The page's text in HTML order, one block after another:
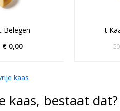
Belegen
€ 0,00
't
kaas
kaas, bestaat dat?